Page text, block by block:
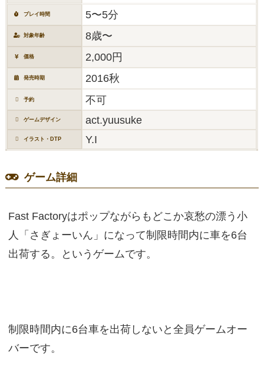
プレイ時間 5〜5分
対象年齢 8歳〜
価格 2,000円
発売時期 2016秋
予約 不可
ゲームデザイン act.yuusuke
イラスト・DTP Y.I
ゲーム詳細
Fast Factoryはポップながらもどこか哀愁の漂う小
人「さぎょーいん」になって制限時間内に車を6台
出荷する。というゲームです。
制限時間内に6台車を出荷しないと全員ゲームオー
バーです。